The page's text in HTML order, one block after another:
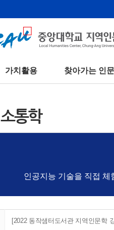
가치활용 찾아가는 인
통학
인공지능 기술을 직접
[2022 동작샘터도서관 지역인문학